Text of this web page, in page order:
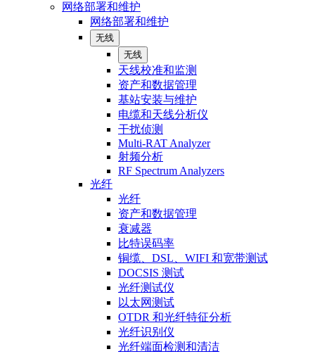
网络部署和维护
网络部署和维护
无线
无线
天线校准和监测
资产和数据管理
基站安装与维护
电缆和天线分析仪
干扰侦测
Multi-RAT Analyzer
射频分析
RF Spectrum Analyzers
光纤
光纤
资产和数据管理
衰减器
比特误码率
铜缆、DSL、WIFI 和宽带测试
DOCSIS 测试
光纤测试仪
以太网测试
OTDR 和光纤特征分析
光纤识别仪
光纤端面检测和清洁